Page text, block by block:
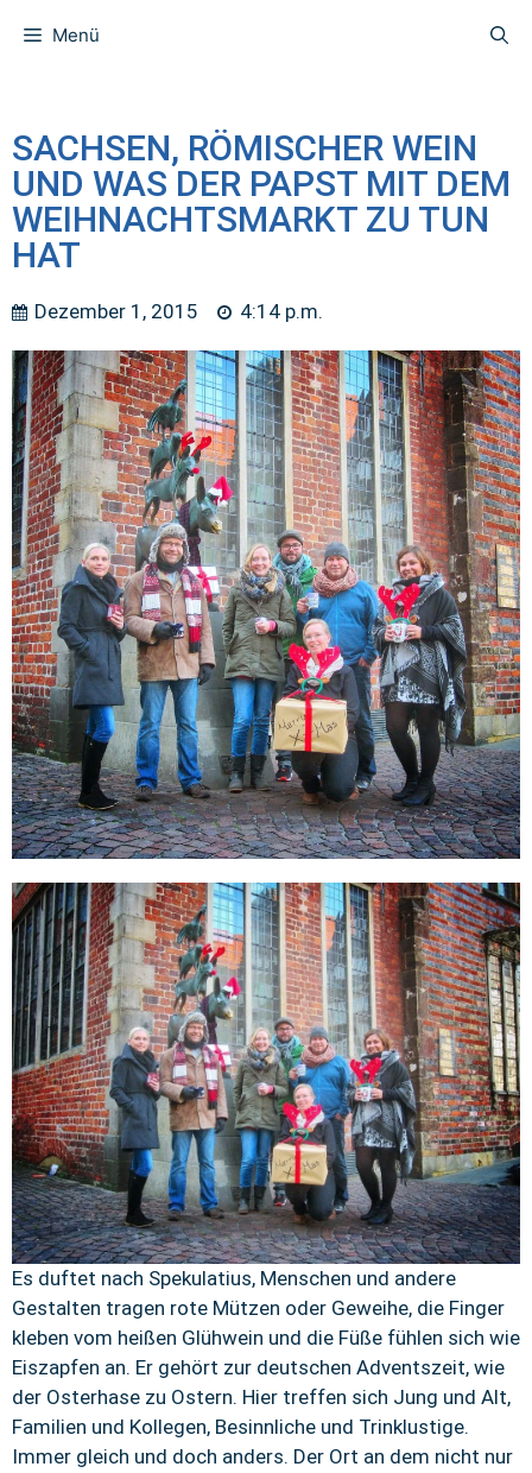
Menü
SACHSEN, RÖMISCHER WEIN
UND WAS DER PAPST MIT DEM
WEIHNACHTSMARKT ZU TUN
HAT
Dezember 1, 2015 4:14 p.m.
Es duftet nach Spekulatius, Menschen und andere
Gestalten tragen rote Mützen oder Geweihe, die Finger
kleben vom heißen Glühwein und die Füße fühlen sich wie
Eiszapfen an. Er gehört zur deutschen Adventszeit, wie
der Osterhase zu Ostern. Hier treffen sich Jung und Alt,
Familien und Kollegen, Besinnliche und Trinklustige.
Immer gleich und doch anders. Der Ort an dem nicht nur